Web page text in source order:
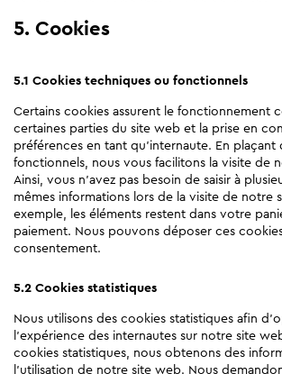
5. Cookies
5.1 Cookies techniques ou fonctionnels
Certains cookies assurent le fonctionnement
certaines parties du site web et la prise en
préférences en tant qu’internaute. En plaçant
fonctionnels, nous vous facilitons la visite de
Ainsi, vous n’avez pas besoin de saisir à
mêmes informations lors de la visite de notre
exemple, les éléments restent dans votre
paiement. Nous pouvons déposer ces
consentement.
5.2 Cookies statistiques
Nous utilisons des cookies statistiques afin
l’expérience des internautes sur notre site
cookies statistiques, nous obtenons des
l’utilisation de notre site web. Nous